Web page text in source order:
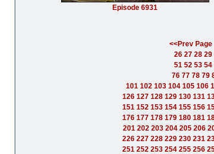
Episode 6931
<<Prev Page
26 27 28 29
51 52 53 54
76 77 78 79
101 102 103 104 105 106
126 127 128 129 130 131
151 152 153 154 155 156
176 177 178 179 180 181
201 202 203 204 205 206
226 227 228 229 230 231
251 252 253 254 255 256